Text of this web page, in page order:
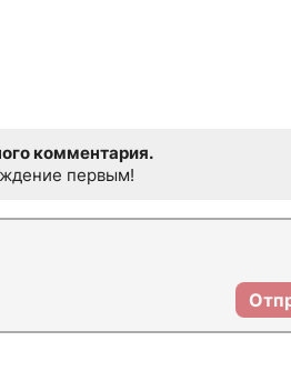
комментария.
первым!